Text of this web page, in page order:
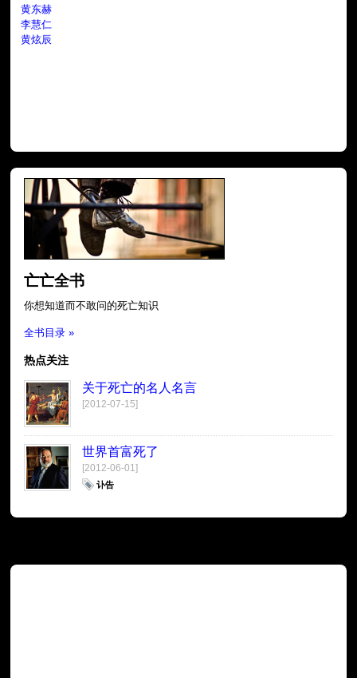
黄东赫
李慧仁
黄炫辰
亡亡全书
你想知道而不敢问的死亡知识
全书目录 »
热点关注
关于死亡的名人名言
[2012-07-15]
世界首富死了
[2012-06-01]
讣告